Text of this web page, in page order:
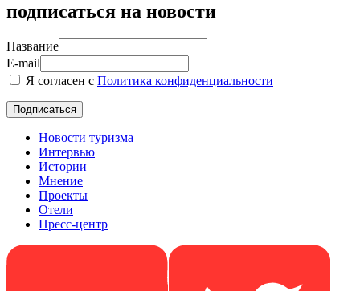
подписаться на новости
Название
E-mail
Я согласен с Политика конфиденциальности
Новости туризма
Интервью
Истории
Мнение
Проекты
Отели
Пресс-центр